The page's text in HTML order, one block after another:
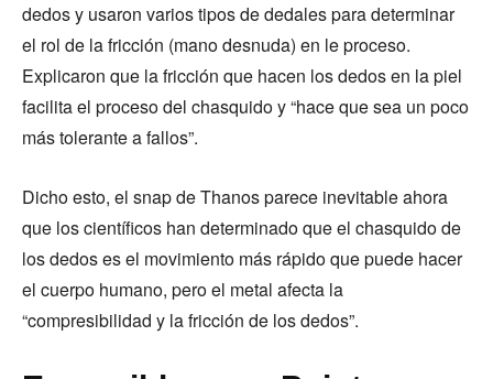
dedos y usaron varios tipos de dedales para determinar
el rol de la fricción (mano desnuda) en le proceso.
Explicaron que la fricción que hacen los dedos en la piel
facilita el proceso del chasquido y “hace que sea un poco
más tolerante a fallos”.
Dicho esto, el snap de Thanos parece inevitable ahora
que los científicos han determinado que el chasquido de
los dedos es el movimiento más rápido que puede hacer
el cuerpo humano, pero el metal afecta la
“compresibilidad y la fricción de los dedos”.